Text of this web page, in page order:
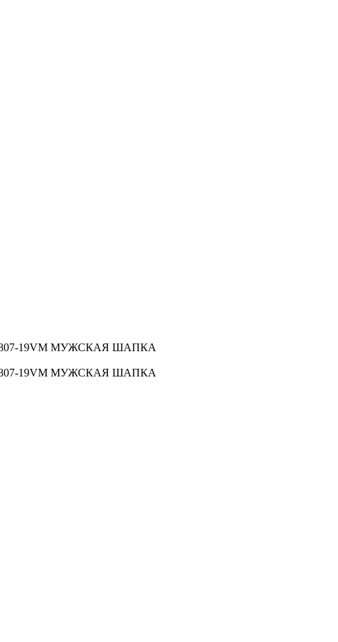
19VM МУЖСКАЯ ШАПКА
19VM МУЖСКАЯ ШАПКА